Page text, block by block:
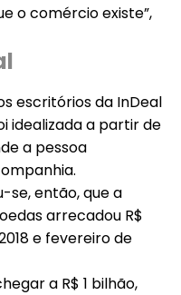
o comércio existe”,
escritórios da InDeal
idealizada a partir de
a pessoa
se, então, que a
arrecadou R$
e fevereiro de
a R$ 1 bilhão,